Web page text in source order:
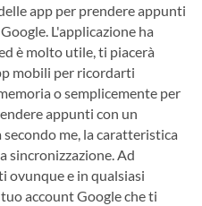
app per prendere appunti
L'applicazione ha
è molto utile, ti piacerà
mobili per ricordarti
o semplicemente per
appunti con un
me, la caratteristica
sincronizzazione. Ad
ovunque e in qualsiasi
account Google che ti